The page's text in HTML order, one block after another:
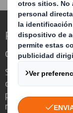
Redefinimos
cambiante
Somos
oportunidad de
papel
rodea.